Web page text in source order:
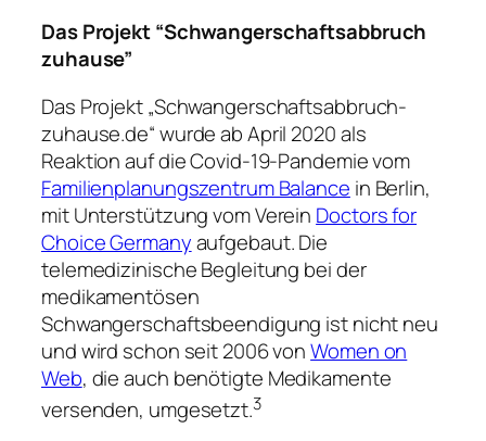
Das Projekt “Schwangerschaftsabbruch
zuhause”
Das Projekt „Schwangerschaftsabbruch-
zuhause.de“ wurde ab April 2020 als
Reaktion auf die Covid-19-Pandemie vom
Familienplanungszentrum Balance in Berlin,
mit Unterstützung vom Verein Doctors for
Choice Germanyaufgebaut. Die
telemedizinische Begleitung bei der
medikamentösen
Schwangerschaftsbeendigung ist nicht neu
und wird schon seit 2006 vonWomen on
Web, die auch benötigte Medikamente
versenden, umgesetzt.3